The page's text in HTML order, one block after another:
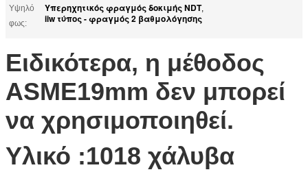
Υψηλό
φως:
Υπερηχητικός φραγμός δοκιμής NDT,
iiw τύπος - φραγμός 2 βαθμολόγησης
Ειδικότερα, η μέθοδος
ASME19mm δεν μπορεί
να χρησιμοποιηθεί.
Υλικό :1018 χάλυβα